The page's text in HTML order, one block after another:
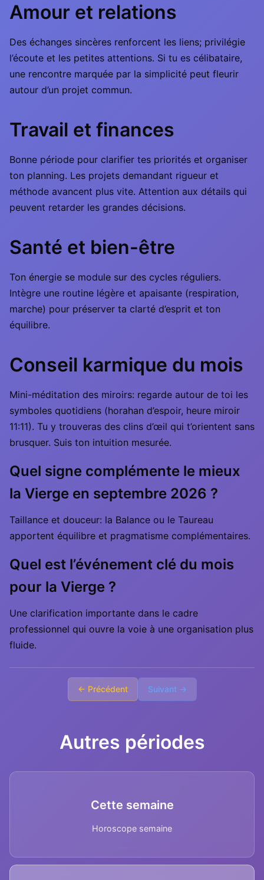
Amour et relations
Des échanges sincères renforcent les liens; privilégie
l’écoute et les petites attentions. Si tu es célibataire,
une rencontre marquée par la simplicité peut fleurir
autour d’un projet commun.
Travail et finances
Bonne période pour clarifier tes priorités et organiser
ton planning. Les projets demandant rigueur et
méthode avancent plus vite. Attention aux détails qui
peuvent retarder les grandes décisions.
Santé et bien-être
Ton énergie se module sur des cycles réguliers.
Intègre une routine légère et apaisante (respiration,
marche) pour préserver ta clarté d’esprit et ton
équilibre.
Conseil karmique du mois
Mini-méditation des miroirs: regarde autour de toi les
symboles quotidiens (horahan d’espoir, heure miroir
11:11). Tu y trouveras des clins d’œil qui t’orientent sans
brusquer. Suis ton intuition mesurée.
Quel signe complémente le mieux
la Vierge en septembre 2026 ?
Taillance et douceur: la Balance ou le Taureau
apportent équilibre et pragmatisme complémentaires.
Quel est l’événement clé du mois
pour la Vierge ?
Une clarification importante dans le cadre
professionnel qui ouvre la voie à une organisation plus
fluide.
← Précédent Suivant →
Autres périodes
Cette semaine
Horoscope semaine